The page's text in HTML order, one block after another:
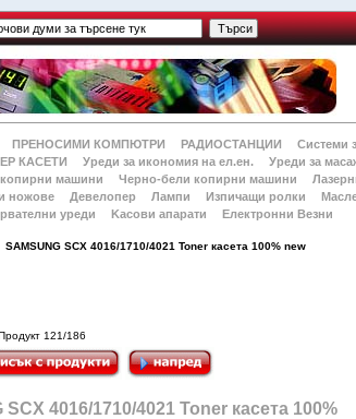
ПРЕНОСИМИ КОМПЮТРИ РАДИОСТАНЦИИ
Системи
КАСЕТИ Уреди за икономия на ел.ен.
Уреди за
машини Черно-бели копирни машини
ножове Девелопер Лампи Изпичащи ролки
уреди Kасови апарати Електронни Везни
SAMSUNG SCX 4016/1710/4021 Toner касета 100% new
121/186
SCX 4016/1710/4021 Toner касета 100%